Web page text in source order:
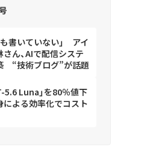
も書いていない」 アイ
ん、AIで配信システ
“技術ブログ”が話題
5.6 Luna」を80％値下
よる効率化でコスト